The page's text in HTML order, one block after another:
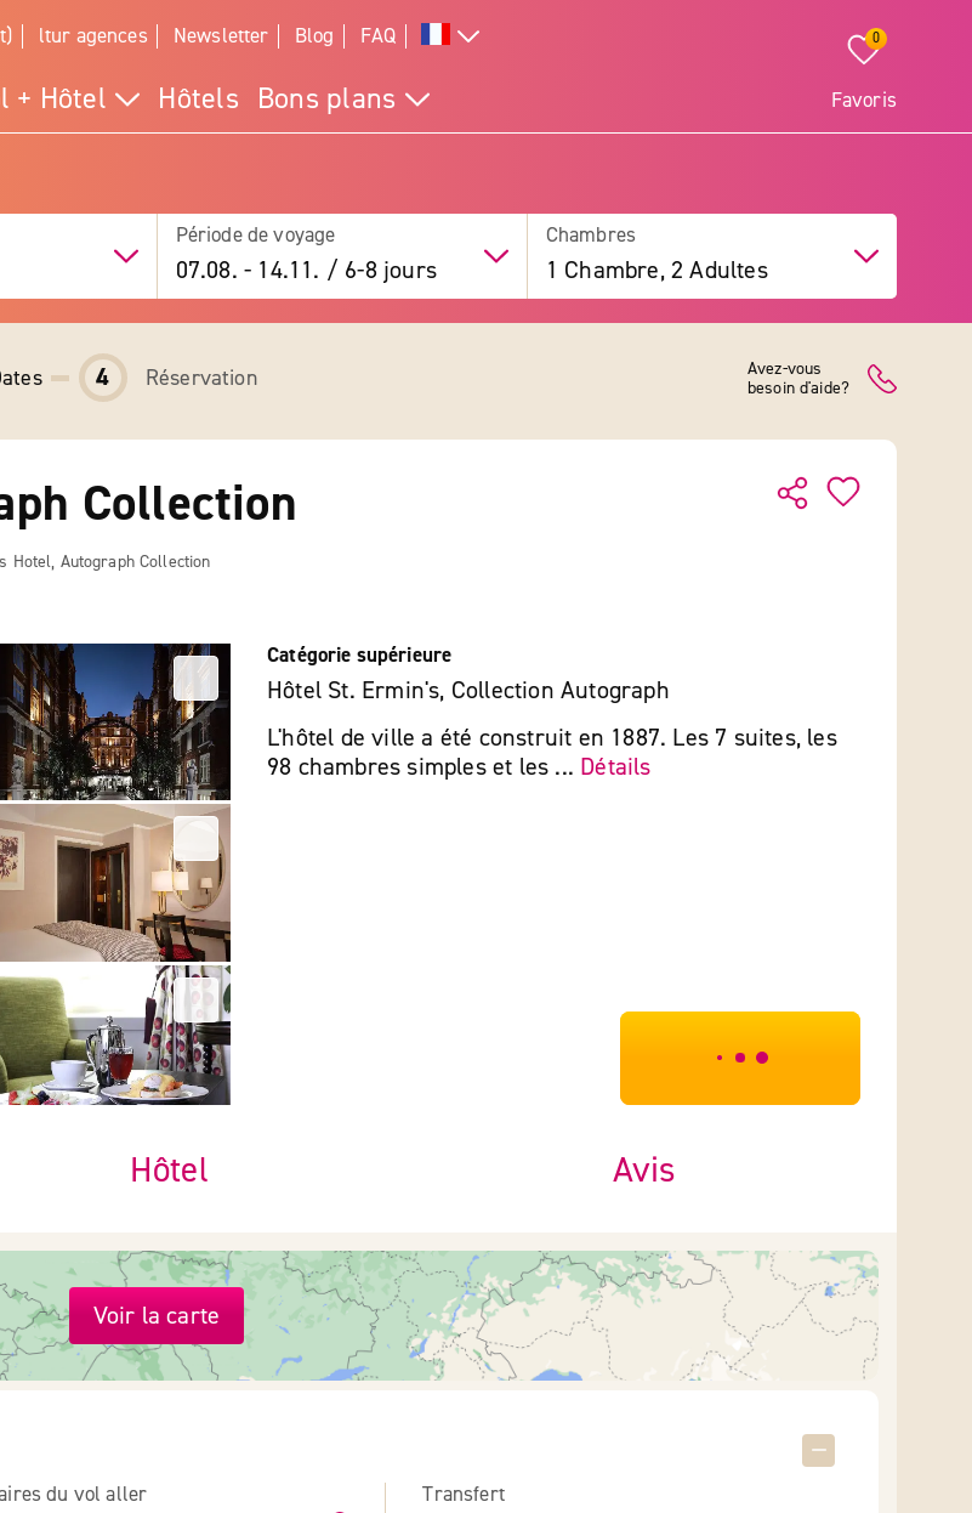
ltur agences Newsletter Blog FAQ
+ Hôtel Hôtels Bons plans
0
Favoris
Période de voyage
07.08. - 14.11. / 6-8 jours
Chambres
1 Chambre, 2 Adultes
4 Réservation
Avez-vous
besoin d'aide?
Collection
Hotel, Autograph Collection
Catégorie supérieure
Hôtel St. Ermin's, Collection Autograph
L'hôtel de ville a été construit en 1887. Les 7 suites, les
98 chambres simples et les ... Détails
***************
Hôtel Avis
Voir la carte
du vol aller Transfert